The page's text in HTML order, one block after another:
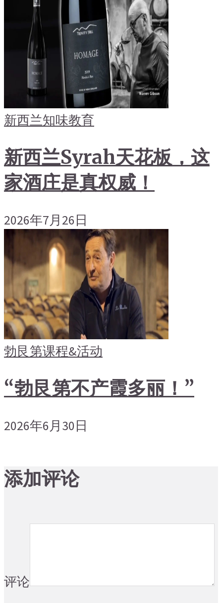
新西兰知味教育
新西兰Syrah天花板，这
家酒庄是真权威！
2026年7月26日
勃艮第课程&活动
“勃艮第不产霞多丽！”
2026年6月30日
添加评论
评论